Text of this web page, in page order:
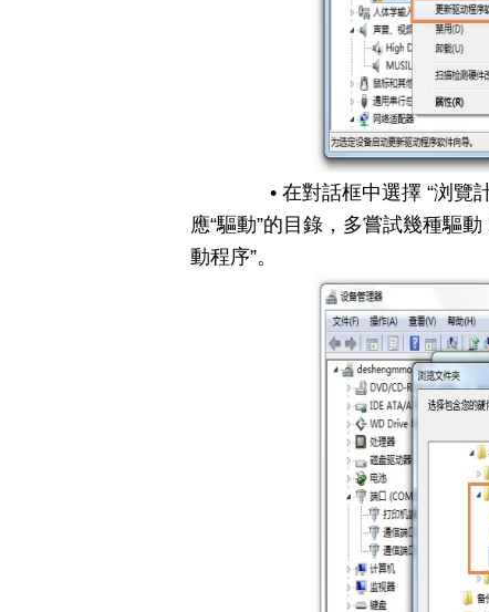
• 在對話框中選擇 “浏覽計
應“驅動”的目錄，多嘗試幾種驅
動程序”。